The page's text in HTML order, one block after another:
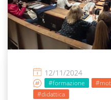
12/11/2024
#formazione
#didattica